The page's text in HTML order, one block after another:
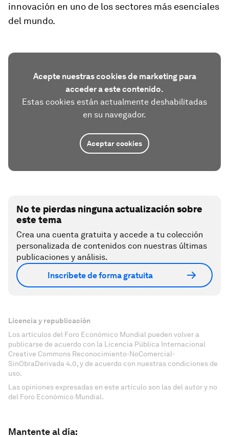
innovación en uno de los sectores más esenciales
del mundo.
Acepte nuestras cookies de marketing para
acceder a este contenido.
Estas cookies están actualmente deshabilitadas
en su navegador.
Aceptar cookies
No te pierdas ninguna actualización sobre
este tema
Crea una cuenta gratuita y accede a tu colección
personalizada de contenidos con nuestras últimas
publicaciones y análisis.
Inscríbete de forma gratuita
Licencia y republicación
Los artículos del Foro Económico Mundial pueden volver a
publicarse de acuerdo con la Licencia Pública Internacional
Creative Commons Reconocimiento-NoComercial-
SinObraDerivada 4.0, y de acuerdo con nuestras condiciones de
uso.
Las opiniones expresadas en este artículo son las del autor y no
del Foro Económico Mundial.
Mantente al día: